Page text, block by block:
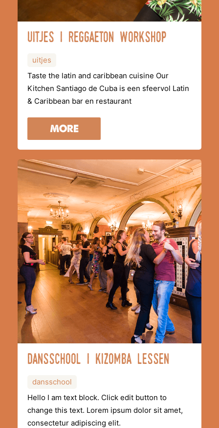
uitjes i reggaeton workshop
uitjes
Taste the latin and caribbean cuisine Our
Kitchen Santiago de Cuba is een sfeervol Latin
& Caribbean bar en restaurant
MORE
Dansschool i kizomba lessen
dansschool
Hello I am text block. Click edit button to
change this text. Lorem ipsum dolor sit amet,
consectetur adipiscing elit.